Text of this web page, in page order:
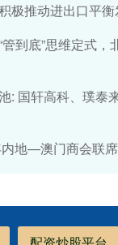
极推动进出口平衡
到底”思维定式
: 国轩高科、璞泰
地—澳门商会联